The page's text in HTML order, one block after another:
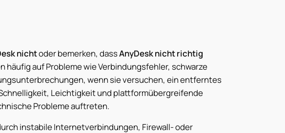
nichtoder bemerken, dassAnyDesk nicht richtig
häufig auf Probleme wie Verbindungsfehler, schwarze
wenn sie versuchen, ein entferntes
Leichtigkeit und plattformübergreifende
Probleme auftreten.
instabile Internetverbindungen, Firewall- oder